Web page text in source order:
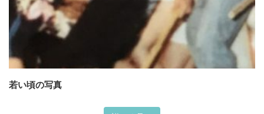
若い頃の写真